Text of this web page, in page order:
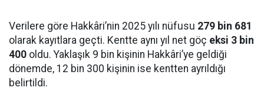
Verilere göre Hakkâri’nin 2025 yılı nüfusu 279 bin 681
olarak kayıtlara geçti. Kentte aynı yıl net göç eksi 3 bin
400 oldu. Yaklaşık 9 bin kişinin Hakkâri’ye geldiği
dönemde, 12 bin 300 kişinin ise kentten ayrıldığı
belirtildi.